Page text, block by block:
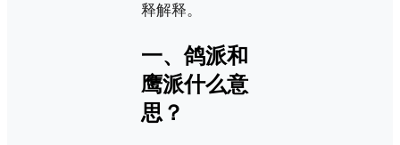
释解释。
一、鸽派和
鹰派什么意
思？